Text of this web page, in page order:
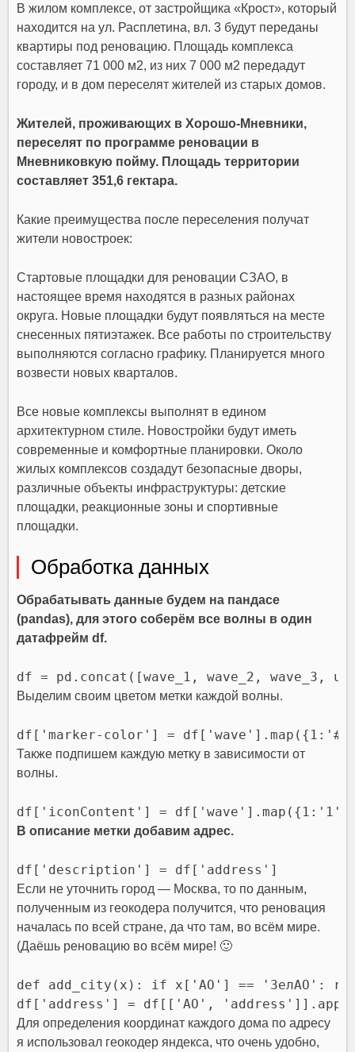
В жилом комплексе, от застройщика «Крост», который
находится на ул. Расплетина, вл. 3 будут переданы
квартиры под реновацию. Площадь комплекса
составляет 71 000 м2, из них 7 000 м2 передадут
городу, и в дом переселят жителей из старых домов.
Жителей, проживающих в Хорошо-Мневники,
переселят по программе реновации в
Мневниковкую пойму. Площадь территории
составляет 351,6 гектара.
Какие преимущества после переселения получат
жители новостроек:
Стартовые площадки для реновации СЗАО, в
настоящее время находятся в разных районах
округа. Новые площадки будут появляться на месте
снесенных пятиэтажек. Все работы по строительству
выполняются согласно графику. Планируется много
возвести новых кварталов.
Все новые комплексы выполнят в едином
архитектурном стиле. Новостройки будут иметь
современные и комфортные планировки. Около
жилых комплексов создадут безопасные дворы,
различные объекты инфраструктуры: детские
площадки, реакционные зоны и спортивные
площадки.
Обработка данных
Обрабатывать данные будем на пандасе
(pandas), для этого соберём все волны в один
датафрейм df.
df = pd.concat([wave_1, wave_2, wave_3,
Выделим своим цветом метки каждой волны.
df['marker-color'] =
Также подпишем каждую метку в зависимости от
волны.
df['iconContent'] =
В описание метки добавим адрес.
df['description'] = df['address']
Если не уточнить город — Москва, то по данным,
полученным из геокодера получится, что реновация
началась по всей стране, да что там, во всём мире.
(Даёшь реновацию во всём мире! 🙂
def add_city(x): if x['AO'] == 'ЗелАО':
df['address'] = df[['AO',
Для определения координат каждого дома по адресу
я использовал геокодер яндекса, что очень удобно,